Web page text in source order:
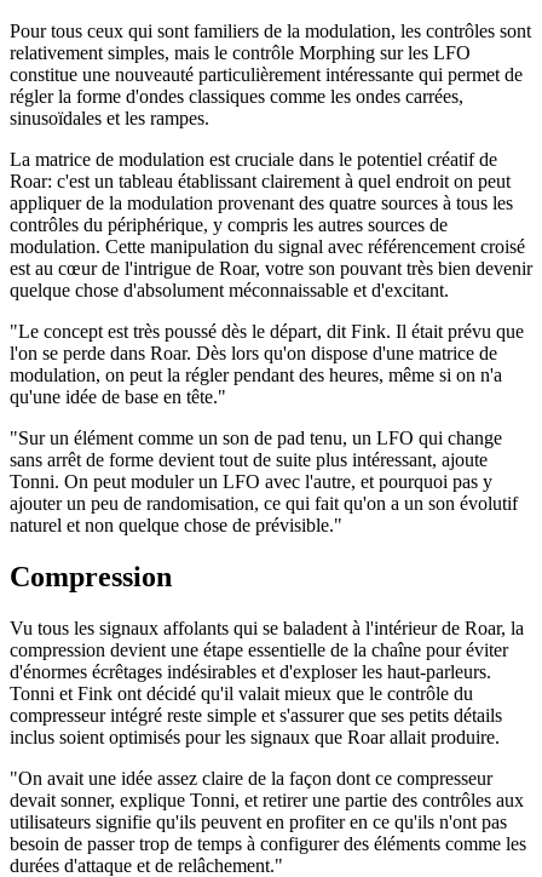
Pour tous ceux qui sont familiers de la modulation, les contrôles sont
relativement simples, mais le contrôle Morphing sur les LFO
constitue une nouveauté particulièrement intéressante qui permet de
régler la forme d'ondes classiques comme les ondes carrées,
sinusoïdales et les rampes.
La matrice de modulation est cruciale dans le potentiel créatif de
Roar: c'est un tableau établissant clairement à quel endroit on peut
appliquer de la modulation provenant des quatre sources à tous les
contrôles du périphérique, y compris les autres sources de
modulation. Cette manipulation du signal avec référencement croisé
est au cœur de l'intrigue de Roar, votre son pouvant très bien devenir
quelque chose d'absolument méconnaissable et d'excitant.
"Le concept est très poussé dès le départ, dit Fink. Il était prévu que
l'on se perde dans Roar. Dès lors qu'on dispose d'une matrice de
modulation, on peut la régler pendant des heures, même si on n'a
qu'une idée de base en tête."
"Sur un élément comme un son de pad tenu, un LFO qui change
sans arrêt de forme devient tout de suite plus intéressant, ajoute
Tonni. On peut moduler un LFO avec l'autre, et pourquoi pas y
ajouter un peu de randomisation, ce qui fait qu'on a un son évolutif
naturel et non quelque chose de prévisible."
Compression
Vu tous les signaux affolants qui se baladent à l'intérieur de Roar, la
compression devient une étape essentielle de la chaîne pour éviter
d'énormes écrêtages indésirables et d'exploser les haut-parleurs.
Tonni et Fink ont décidé qu'il valait mieux que le contrôle du
compresseur intégré reste simple et s'assurer que ses petits détails
inclus soient optimisés pour les signaux que Roar allait produire.
"On avait une idée assez claire de la façon dont ce compresseur
devait sonner, explique Tonni, et retirer une partie des contrôles aux
utilisateurs signifie qu'ils peuvent en profiter en ce qu'ils n'ont pas
besoin de passer trop de temps à configurer des éléments comme les
durées d'attaque et de relâchement."